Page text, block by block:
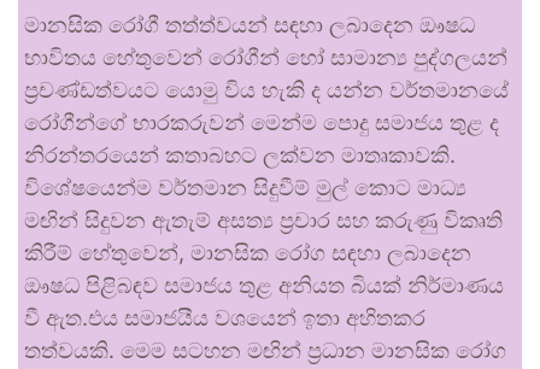
මානසික රෝගී තත්ත්වයන් සඳහා ලබාදෙන ඖෂධ
භාවිතය හේතුවෙන් රෝගීන් හෝ සාමාන්‍ය පුද්ගලයන්
ප්‍රචණ්ඩත්වයට යොමු විය හැකි ද යන්න වර්තමානයේ
රෝගීන්ගේ භාරකරුවන් මෙන්ම පොදු සමාජය තුළ ද
නිරන්තරයෙන් කතාබහට ලක්වන මාතෘකාවකි.
විශේෂයෙන්ම වර්තමාන සිදුවීම් මුල් කොට මාධ්‍ය
මඟින් සිදුවන ඇතැම් අසත්‍ය ප්‍රචාර සහ කරුණු විකෘති
කිරීම් හේතුවෙන්, මානසික රෝග සඳහා ලබාදෙන
ඖෂධ පිළිබඳව සමාජය තුළ අනියත බියක් නිර්මාණය
වී ඇත.එය සමාජයීය වශයෙන් ඉතා අහිතකර
තත්වයකි. මෙම සටහන මඟින් ප්‍රධාන මානසික රෝග